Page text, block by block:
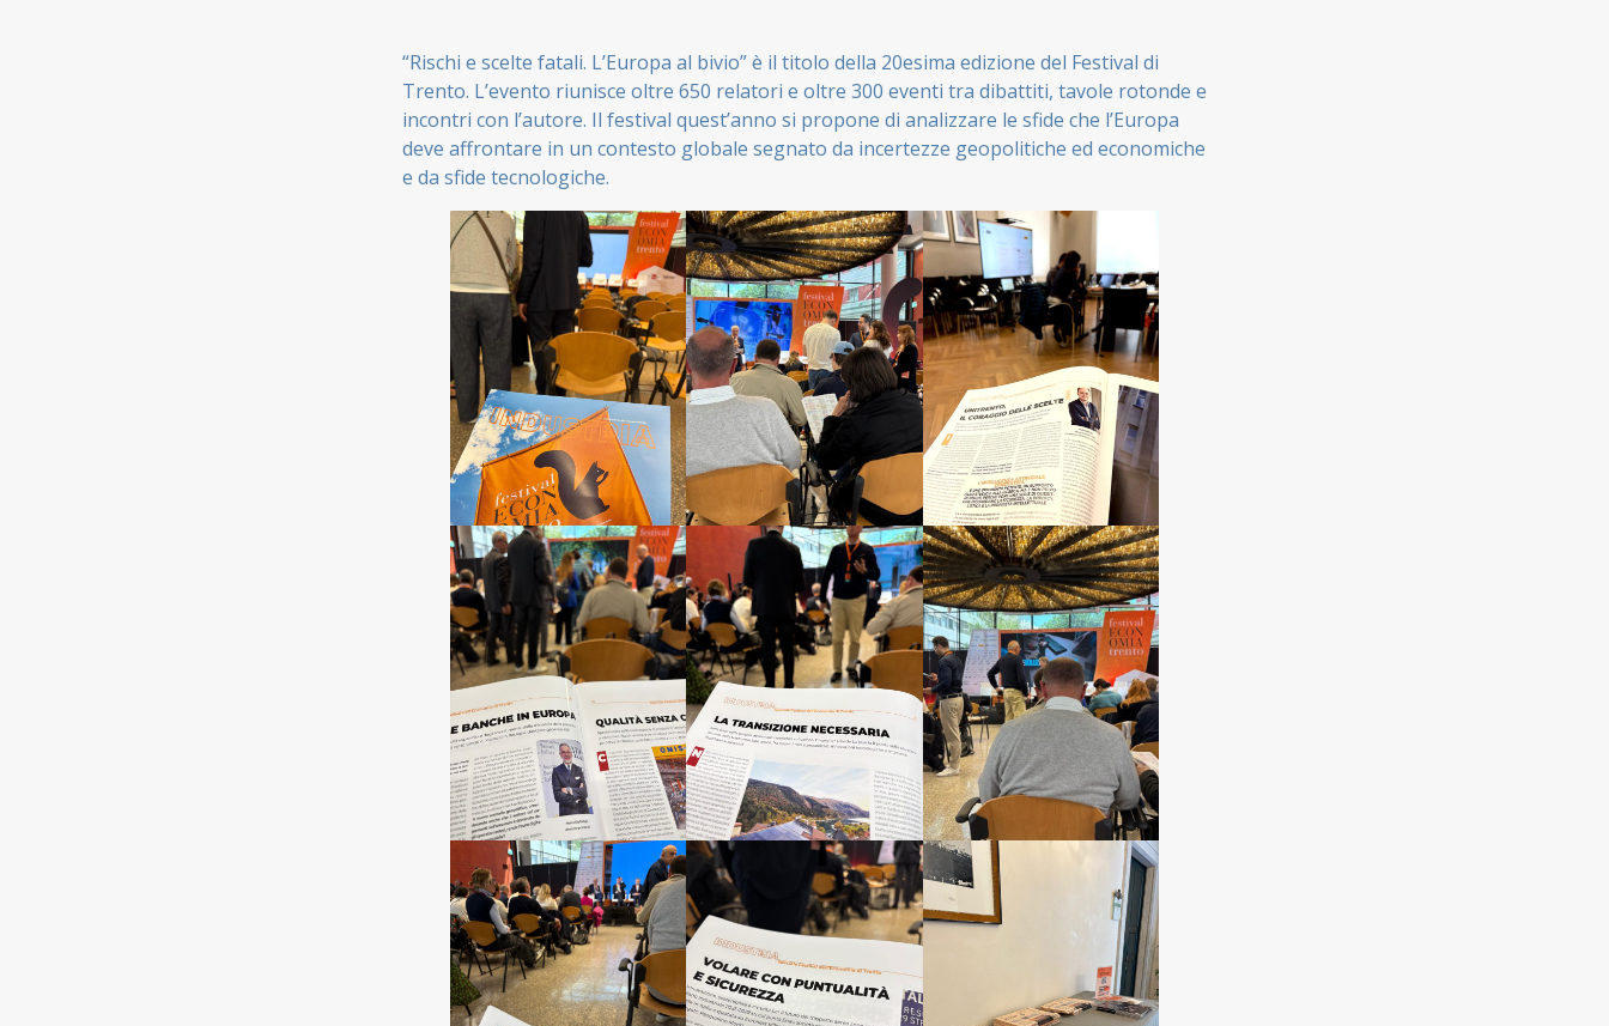
“Rischi e scelte fatali. L’Europa al bivio” è il titolo della 20esima edizione del Festival di
Trento. L’evento riunisce oltre 650 relatori e oltre 300 eventi tra dibattiti, tavole rotonde e
incontri con l’autore. Il festival quest’anno si propone di analizzare le sfide che l’Europa
deve affrontare in un contesto globale segnato da incertezze geopolitiche ed economiche
e da sfide tecnologiche.